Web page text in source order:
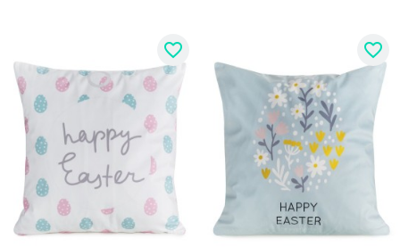
favorite_border favorite_border